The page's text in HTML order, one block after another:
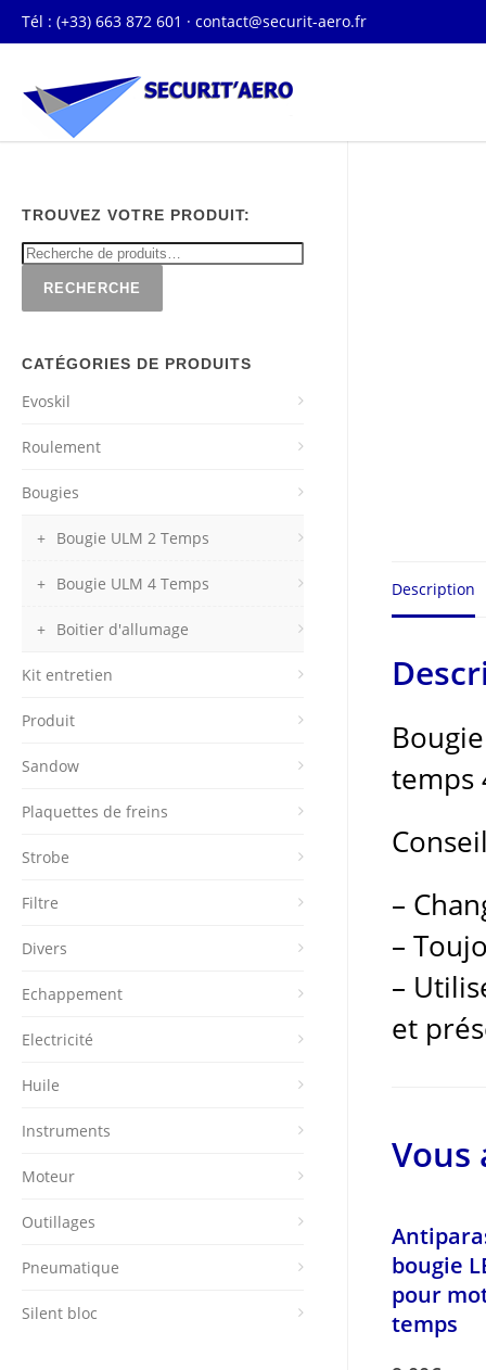
Tél : (+33) 663 872 601 · contact@securit-aero.fr
Description
temps
–
–
–
et
Vous
bougie
pour
temps
TROUVEZ VOTRE PRODUIT:
RECHERCHE
CATÉGORIES DE PRODUITS
Evoskil
Roulement
Bougies
Bougie ULM 2 Temps
Bougie ULM 4 Temps
Boitier d'allumage
Kit entretien
Produit
Sandow
Plaquettes de freins
Strobe
Filtre
Divers
Echappement
Electricité
Huile
Instruments
Moteur
Outillages
Pneumatique
Silent bloc